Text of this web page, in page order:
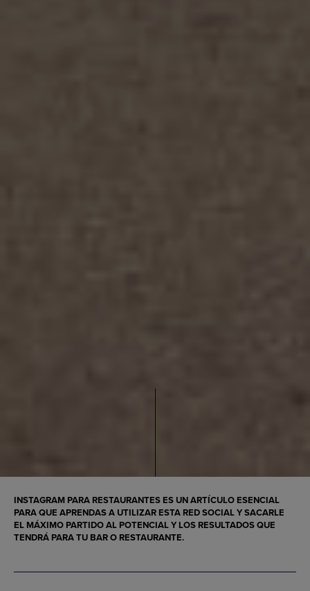
INSTAGRAM PARA RESTAURANTES ES UN ARTÍCULO ESENCIAL
PARA QUE APRENDAS A UTILIZAR ESTA RED SOCIAL Y SACARLE
EL MÁXIMO PARTIDO AL POTENCIAL Y LOS RESULTADOS QUE
TENDRÁ PARA TU BAR O RESTAURANTE.